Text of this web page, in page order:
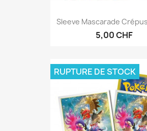
Sleeve Mascarade
5,00 CHF
RUPTURE DE STOCK